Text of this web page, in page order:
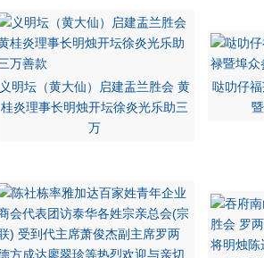
义明坛（黄大仙）启建盂兰胜会 黄
桂炎理事长明烛开坛徐炎光乐助三
万
哒叻仔